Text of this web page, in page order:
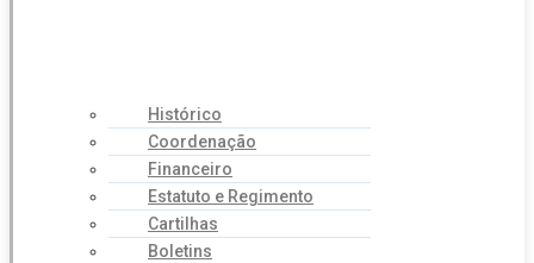
Histórico
Coordenação
Financeiro
Estatuto e Regimento
Cartilhas
Boletins